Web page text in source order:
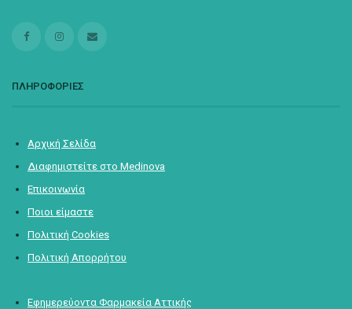
ΠΛΗΡΟΦΟΡΙΕΣ
Αρχική Σελίδα
Διαφημιστείτε στο Medinova
Επικοινωνία
Ποιοι είμαστε
Πολιτική Cookies
Πολιτική Απορρήτου
Εφημερεύοντα Φαρμακεία Αττικής